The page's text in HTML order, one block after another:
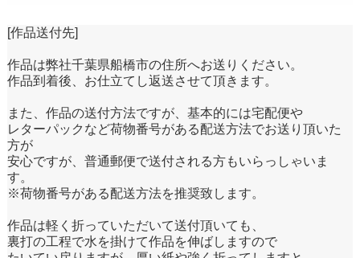
[作品送付先]
作品は弊社千葉県船橋市の住所へお送りください。
作品到着後、お仕立てし返送させて頂きます。
また、作品の送付方法ですが、基本的には宅配便や
レターパックなど荷物番号がある配送方法でお送り頂いた
方が
安心ですが、普通郵便で送付される方もいらっしゃいま
す。
※荷物番号がある配送方法を推奨致します。
作品は軽く折っていただいて送付頂いても、
裏打の工程で水を掛けて作品を伸ばしますので